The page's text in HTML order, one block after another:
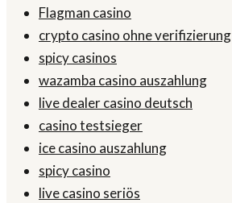
Flagman casino
crypto casino ohne verifizierung
spicy casinos
wazamba casino auszahlung
live dealer casino deutsch
casino testsieger
ice casino auszahlung
spicy casino
live casino seriös